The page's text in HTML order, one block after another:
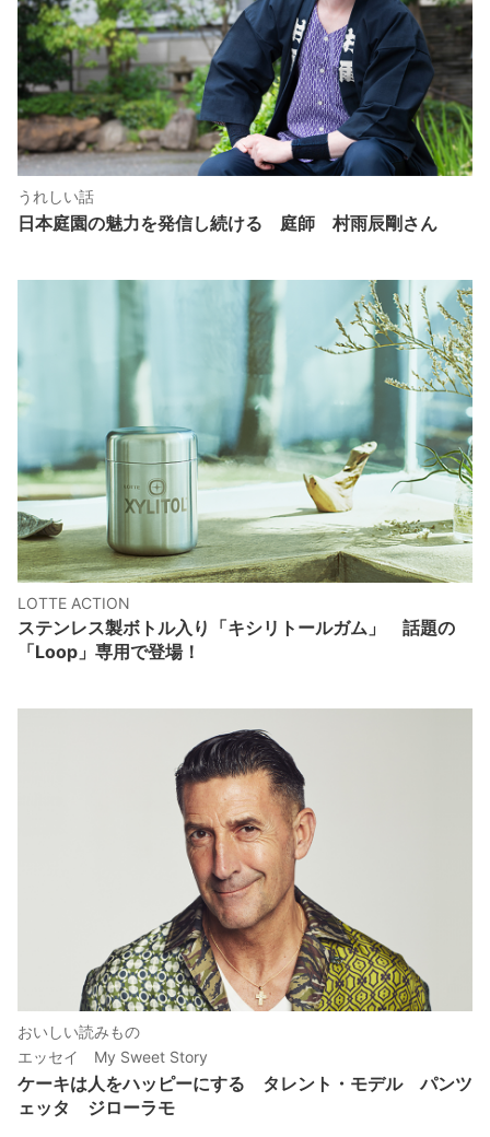
うれしい話
日本庭園の魅力を発信し続ける 庭師 村雨辰剛さん
LOTTE ACTION
ステンレス製ボトル入り「キシリトールガム」 話題の
「Loop」専用で登場！
おいしい読みもの
エッセイ My Sweet Story
ケーキは人をハッピーにする タレント・モデル パンツ
ェッタ ジローラモ